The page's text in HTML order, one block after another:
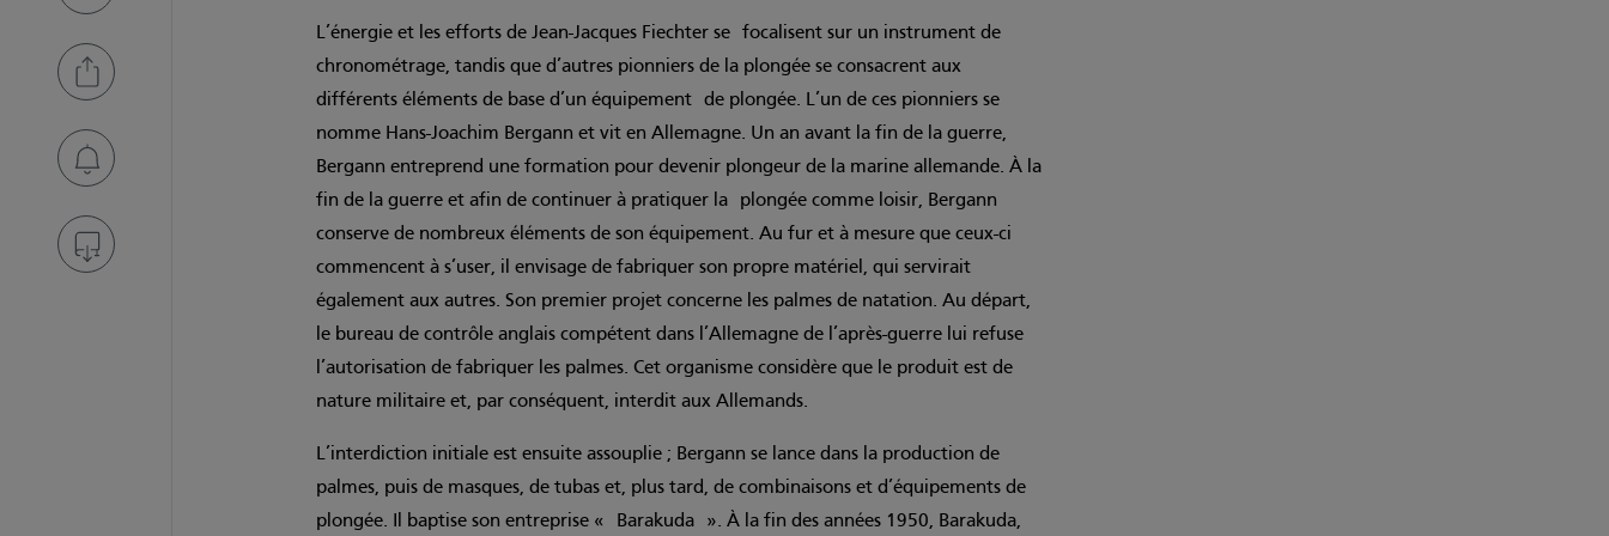
L’énergie et les efforts de Jean-Jacques Fiechter se focalisent sur un instrument de
chronométrage, tandis que d’autres pionniers de la plongée se consacrent aux
différents éléments de base d’un équipement de plongée. L’un de ces pionniers se
nomme Hans-Joachim Bergann et vit en Allemagne. Un an avant la fin de la guerre,
Bergann entreprend une formation pour devenir plongeur de la marine allemande. À la
fin de la guerre et afin de continuer à pratiquer la plongée comme loisir, Bergann
conserve de nombreux éléments de son équipement. Au fur et à mesure que ceux-ci
commencent à s’user, il envisage de fabriquer son propre matériel, qui servirait
également aux autres. Son premier projet concerne les palmes de natation. Au départ,
le bureau de contrôle anglais compétent dans l’Allemagne de l’après-guerre lui refuse
l’autorisation de fabriquer les palmes. Cet organisme considère que le produit est de
nature militaire et, par conséquent, interdit aux Allemands.
L’interdiction initiale est ensuite assouplie ; Bergann se lance dans la production de
palmes, puis de masques, de tubas et, plus tard, de combinaisons et d’équipements de
plongée. Il baptise son entreprise « Barakuda ». À la fin des années 1950, Barakuda,